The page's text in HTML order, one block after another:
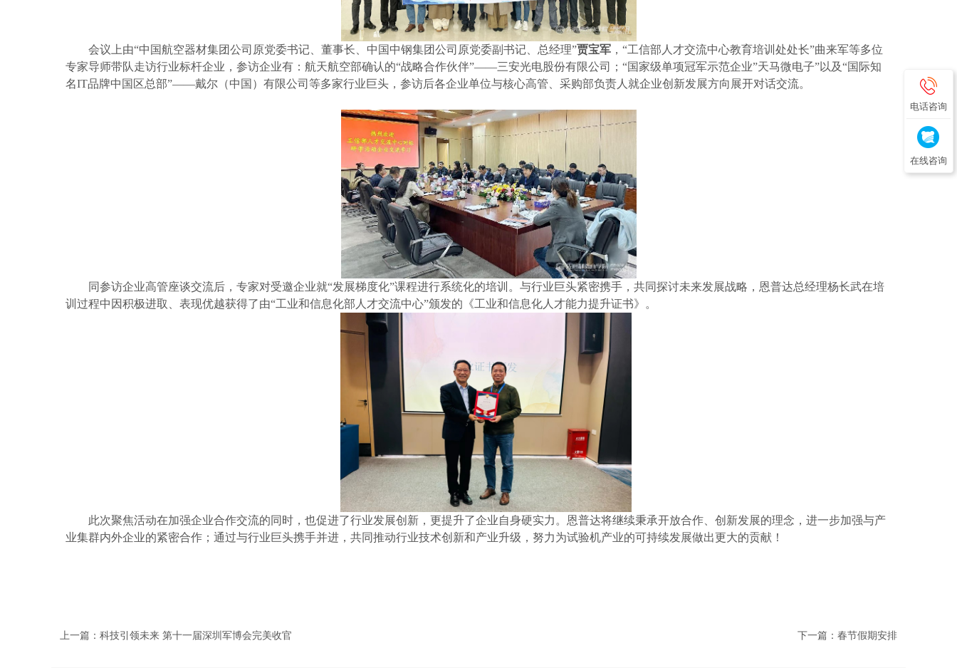
会议上由“中 国航空器材集团公司原党委书记、董事长 中国中钢集团公司原党委副书记、 总经理”贾宝军 ， “工信部人才交流中心教育培训处处长”曲来军等多位
专家导师带队走访行业标杆企业，参访企业有： 航天航空部确认的“战略合作伙伴”——三安光电股份有限公司； “国家级单项冠军示范企业”天马微电子”以及“国际知
名IT品牌中国区总部”——戴尔（中国）有限公司 等多家行业巨头， 参访后各企业单位与核心高管 采购部负责人就企业创新发展方向 展开对话交流。
同参访企业高管座谈交流后，专家对受邀企业就“发展梯度化”课程进行系统化的培训。 与行业巨头紧密携手，共同探讨未来发展战略 ， 恩普达总经理杨长武在培
训过程中 因积极进取、表现优越获得了由“工业和信息化部人才交流中心”颁发的《工业和信息化人才能力提升证书》 。
此次聚焦活动在加强企业合作交流的同时 ， 也促进了行业发展创新 ， 更提升了企业自身硬实力 。 恩普达将继续秉承开放合作、创新发展的理念，进一步加强与产
业集群内外企业的紧密合作 ； 通过与行业巨头携手并进， 共同推动行业技术创新和产业升级，努力为试验机产业的可持续发展做出更大的贡献 ！
上一篇：科技引领未来 第十一届深圳军博会完美收官 下一篇：春节假期安排
电话咨询
在线咨询